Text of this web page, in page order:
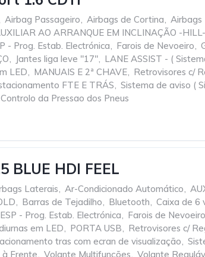
Airbag Passageiro, Airbags de Cortina, Airbags
AO ARRANQUE EM INCLINAÇÃO -
- Prog. Estab. Electrónica, Farois de Nevoeiro,
, Jantes liga leve "17", LANE ASSIST - (
LED, MANUAIS E 2ª CHAVE, Retrovisores c/
FTE E TRÁS, Sistema de aviso (
da Pressao dos Pneus
BLUE HDI FEEL
Laterais, Ar-Condicionado Automático,
, Barras de Tejadilho, Bluetooth, Caixa de 6
ESP - Prog. Estab. Electrónica, Farois de Nevoeiro
em LED, PORTA USB, Retrovisores c/
tras com ecran de visualização,
à Frente, Volante Multifunções, Volante